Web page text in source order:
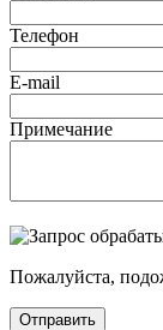
Телефон
E-mail
Примечание
Пожалуйста,
Отправить